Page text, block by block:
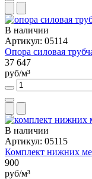
В наличии
Артикул: 05114
Опора силовая
37 647
руб/м³
В наличии
Артикул: 05115
Комплект нижних
900
руб/м³